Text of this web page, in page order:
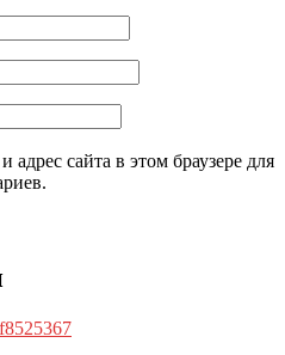
сайта в этом браузере для